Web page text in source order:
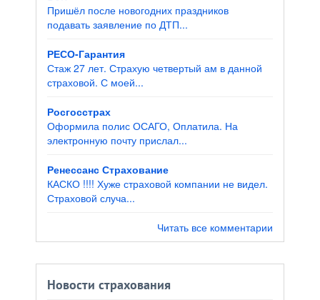
Пришёл после новогодних праздников
подавать заявление по ДТП...
РЕСО-Гарантия
Стаж 27 лет. Страхую четвертый ам в данной
страховой. С моей...
Росгосстрах
Оформила полис ОСАГО, Оплатила. На
электронную почту прислал...
Ренессанс Страхование
КАСКО !!!! Хуже страховой компании не видел.
Страховой случа...
Читать все комментарии
Новости страхования